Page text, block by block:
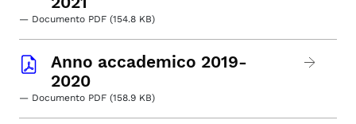
— Documento PDF (154.8 KB)
Anno accademico 2019-
2020
— Documento PDF (158.9 KB)